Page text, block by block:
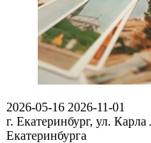
2026-05-16 2026-11-01
г. Екатеринбург, ул.
Екатеринбурга